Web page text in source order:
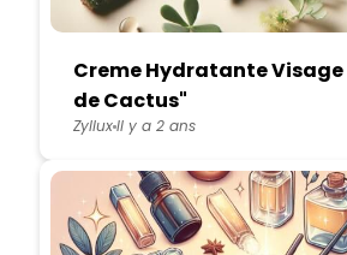
Creme Hydratante Visage
de Cactus"
ZylluxIl y a 2 ans